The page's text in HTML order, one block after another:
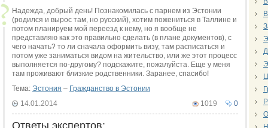
Надежда, добрый день! Познакомилась с парнем из Эстонии
(родился и вырос там, но русский), хотим пожениться в Таллине и
потом планируем мой переезд к нему, но я вообще не
представляю как это правильно сделать (в плане документов), с
чего начать? то ли сначала оформить визу, там расписаться и
потом уже заниматься видом на жительство, или же этот процесс
выполняется по-другому? подскажите, пожалуйста. Еще у меня
там проживают близкие родственники. Заранее, спасибо!
Тема: Эстония – Гражданство в Эстонии
0
1019
14.01.2014
Ответы экспертов: